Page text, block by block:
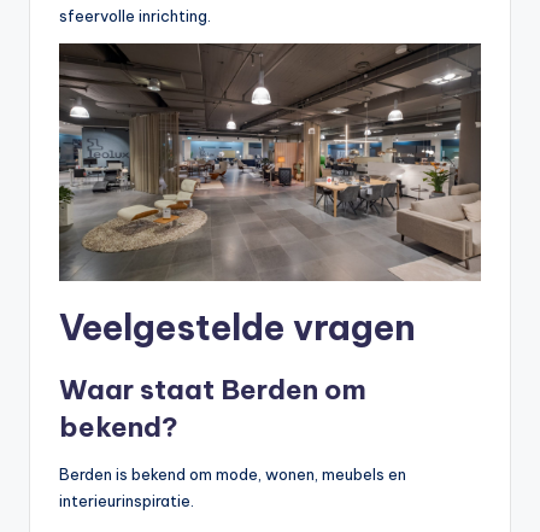
sfeervolle inrichting.
Veelgestelde vragen
Waar staat Berden om
bekend?
Berden is bekend om mode, wonen, meubels en
interieurinspiratie.